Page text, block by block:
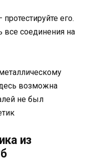
его.
все соединения на
возможна
не был
из